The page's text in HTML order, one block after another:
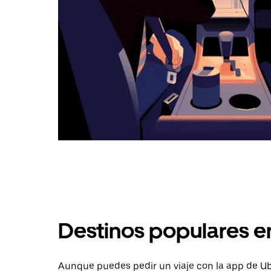
Destinos populares
Aunque puedes pedir un viaje con la app de